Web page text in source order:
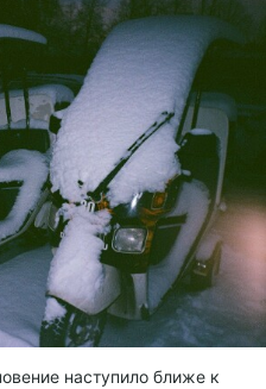
наступило ближе к